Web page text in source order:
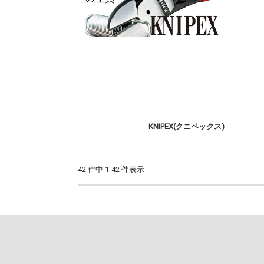
KNIPEX(クニペックス)
42 件中 1-42 件表示